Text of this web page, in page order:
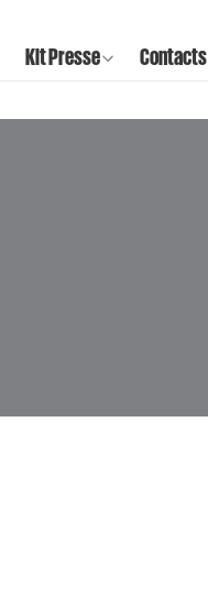
Kit Presse Contacts